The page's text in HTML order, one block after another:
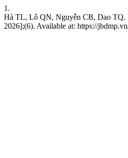
1.
Hà TL, Lô QN, Nguyễn CB, Dao TQ.
2026];(6). Available at: https://